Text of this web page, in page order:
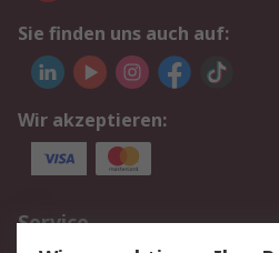
Sie finden uns auch auf:
Wir akzeptieren:
Service